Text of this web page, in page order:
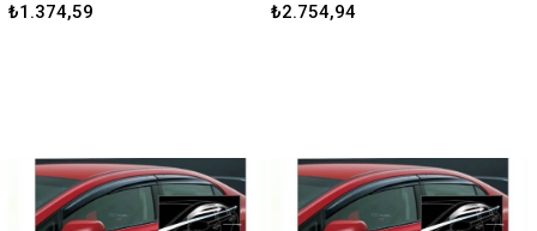
₺1.374,59 ₺2.754,94